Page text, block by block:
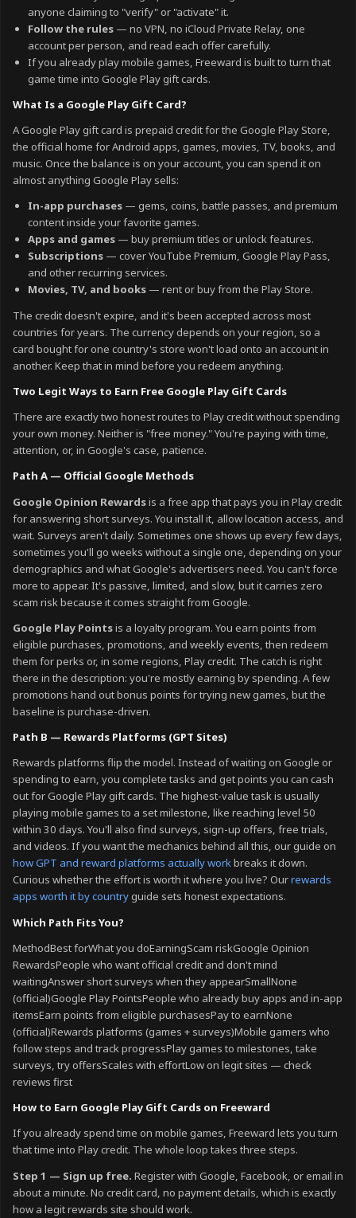
anyone claiming to "verify" or "activate" it.
Follow the rules— no VPN, no iCloud Private Relay, one
account per person, and read each offer carefully.
If you already play mobile games, Freeward is built to turn that
game time into Google Play gift cards.
What Is a Google Play Gift Card?
A Google Play gift card is prepaid credit for the Google Play Store,
the official home for Android apps, games, movies, TV, books, and
music. Once the balance is on your account, you can spend it on
almost anything Google Play sells:
In-app purchases— gems, coins, battle passes, and premium
content inside your favorite games.
Apps and games— buy premium titles or unlock features.
Subscriptions— cover YouTube Premium, Google Play Pass,
and other recurring services.
Movies, TV, and books— rent or buy from the Play Store.
The credit doesn't expire, and it's been accepted across most
countries for years. The currency depends on your region, so a
card bought for one country's store won't load onto an account in
another. Keep that in mind before you redeem anything.
Two Legit Ways to Earn Free Google Play Gift Cards
There are exactly two honest routes to Play credit without spending
your own money. Neither is "free money." You're paying with time,
attention, or, in Google's case, patience.
Path A — Official Google Methods
Google Opinion Rewardsis a free app that pays you in Play credit
for answering short surveys. You install it, allow location access, and
wait. Surveys aren't daily. Sometimes one shows up every few days,
sometimes you'll go weeks without a single one, depending on your
demographics and what Google's advertisers need. You can't force
more to appear. It's passive, limited, and slow, but it carries zero
scam risk because it comes straight from Google.
Google Play Pointsis a loyalty program. You earn points from
eligible purchases, promotions, and weekly events, then redeem
them for perks or, in some regions, Play credit. The catch is right
there in the description: you're mostly earning by spending. A few
promotions hand out bonus points for trying new games, but the
baseline is purchase-driven.
Path B — Rewards Platforms (GPT Sites)
Rewards platforms flip the model. Instead of waiting on Google or
spending to earn, you complete tasks and get points you can cash
out for Google Play gift cards. The highest-value task is usually
playing mobile games to a set milestone, like reaching level 50
within 30 days. You'll also find surveys, sign-up offers, free trials,
and videos. If you want the mechanics behind all this, our guide on
how GPT and reward platforms actually workbreaks it down.
Curious whether the effort is worth it where you live? Ourrewards
apps worth it by countryguide sets honest expectations.
Which Path Fits You?
MethodBest forWhat you doEarningScam riskGoogle Opinion
RewardsPeople who want official credit and don't mind
waitingAnswer short surveys when they appearSmallNone
(official)Google Play PointsPeople who already buy apps and in-app
itemsEarn points from eligible purchasesPay to earnNone
(official)Rewards platforms (games + surveys)Mobile gamers who
follow steps and track progressPlay games to milestones, take
surveys, try offersScales with effortLow on legit sites — check
reviews first
How to Earn Google Play Gift Cards on Freeward
If you already spend time on mobile games, Freeward lets you turn
that time into Play credit. The whole loop takes three steps.
Step 1 — Sign up free. Register with Google, Facebook, or email in
about a minute. No credit card, no payment details, which is exactly
how a legit rewards site should work.